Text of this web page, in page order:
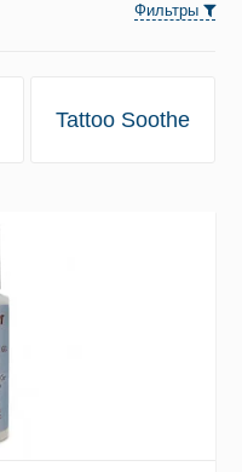
Фильтры
Tattoo Soothe